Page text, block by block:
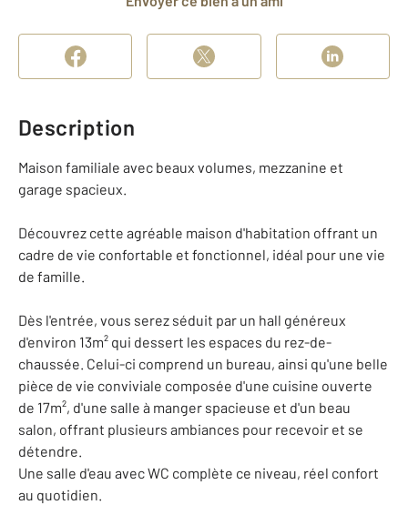
Description
Maison familiale avec beaux volumes, mezzanine et
garage spacieux.
Découvrez cette agréable maison d'habitation offrant un
cadre de vie confortable et fonctionnel, idéal pour une vie
de famille.
Dès l'entrée, vous serez séduit par un hall généreux
d'environ 13m² qui dessert les espaces du rez-de-
chaussée. Celui-ci comprend un bureau, ainsi qu'une belle
pièce de vie conviviale composée d'une cuisine ouverte
de 17m², d'une salle à manger spacieuse et d'un beau
salon, offrant plusieurs ambiances pour recevoir et se
détendre.
Une salle d'eau avec WC complète ce niveau, réel confort
au quotidien.